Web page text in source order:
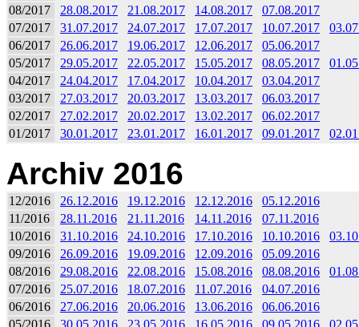
08/2017
28.08.2017 21.08.2017 14.08.2017
07.08.2017
07/2017
31.07.2017 24.07.2017 17.07.2017 10.07.2017
06/2017
26.06.2017 19.06.2017 12.06.2017
05.06.2017
05/2017
29.05.2017 22.05.2017 15.05.2017 08.05.2017
04/2017
24.04.2017 17.04.2017 10.04.2017
03.04.2017
03/2017
27.03.2017 20.03.2017 13.03.2017
06.03.2017
02/2017
27.02.2017 20.02.2017 13.02.2017
06.02.2017
01/2017
30.01.2017 23.01.2017 16.01.2017 09.01.2017
Archiv 2016
12/2016 26.12.2016 19.12.2016 12.12.2016
05.12.2016
11/2016
28.11.2016 21.11.2016 14.11.2016
07.11.2016
10/2016
31.10.2016 24.10.2016 17.10.2016 10.10.2016
09/2016
26.09.2016 19.09.2016 12.09.2016
05.09.2016
08/2016
29.08.2016 22.08.2016 15.08.2016 08.08.2016
07/2016
25.07.2016 18.07.2016 11.07.2016
04.07.2016
06/2016
27.06.2016 20.06.2016 13.06.2016
06.06.2016
05/2016
30.05.2016 23.05.2016 16.05.2016 09.05.2016